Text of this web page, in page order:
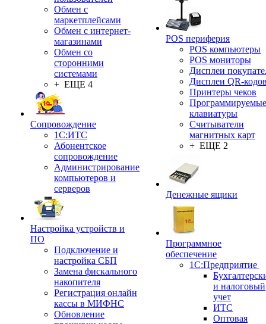
Обмен с
маркетплейсами
Обмен с интернет-
магазинами
Обмен со
сторонними
системами
+ ЕЩЕ 4
Сопровождение
1C:ИТС
Абонентское
сопровождение
Администрирование
компьютеров и
серверов
Настройка устройств и
ПО
Подключение и
настройка СБП
Замена фискального
накопителя
Регистрация онлайн
кассы в МИФНС
Обновление
POS периферия
POS компьютеры
POS мониторы
Дисплеи
Дисплеи QR-
Принтеры чеков
Программируемые
клавиатуры
Считыватели
магнитных карт
+ ЕЩЕ 2
Денежные ящики
Программное
обеспечение
1С:Предприятие
и налоговый
учет
ИТС
Оптовая